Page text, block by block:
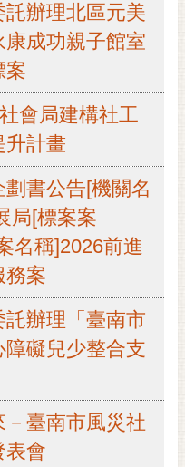
辦理北區元美
成功親子館室
案
會局建構社工
升計畫
書公告[機關名
局[標案案
名稱]2026前進
務案
辦理「臺南市
礙兒少整合支
臺南市風災社
表會